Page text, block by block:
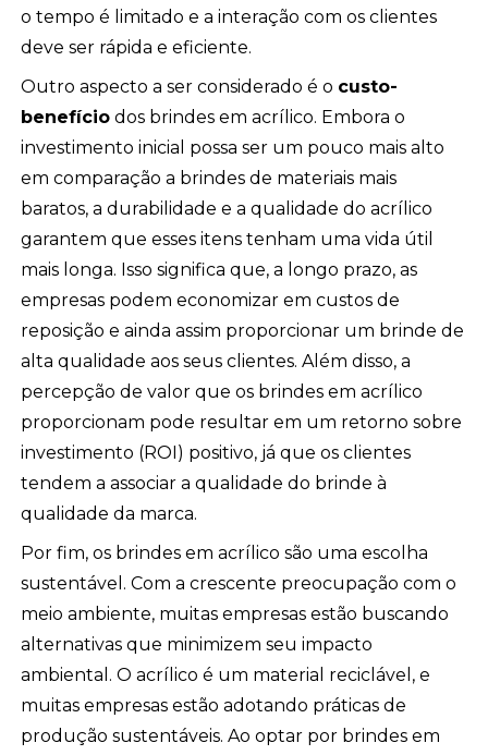
o tempo é limitado e a interação com os clientes
deve ser rápida e eficiente.
Outro aspecto a ser considerado é o custo-
benefício dos brindes em acrílico. Embora o
investimento inicial possa ser um pouco mais alto
em comparação a brindes de materiais mais
baratos, a durabilidade e a qualidade do acrílico
garantem que esses itens tenham uma vida útil
mais longa. Isso significa que, a longo prazo, as
empresas podem economizar em custos de
reposição e ainda assim proporcionar um brinde de
alta qualidade aos seus clientes. Além disso, a
percepção de valor que os brindes em acrílico
proporcionam pode resultar em um retorno sobre
investimento (ROI) positivo, já que os clientes
tendem a associar a qualidade do brinde à
qualidade da marca.
Por fim, os brindes em acrílico são uma escolha
sustentável. Com a crescente preocupação com o
meio ambiente, muitas empresas estão buscando
alternativas que minimizem seu impacto
ambiental. O acrílico é um material reciclável, e
muitas empresas estão adotando práticas de
produção sustentáveis. Ao optar por brindes em